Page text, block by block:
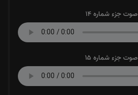
صوت جزء شماره 14
صوت جزء شماره 15